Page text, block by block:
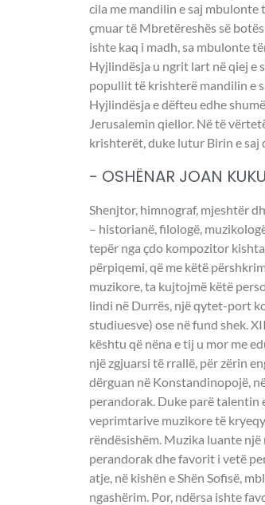
cila me mandilin e saj
çmuar të Mbretëreshës së
ishte kaq i madh, sa mbulonte
Hyjlindësja u ngrit lart në qiej e
popullit të krishterë mandilin e
Hyjlindësja e dëfteu edhe
Jerusalemin qiellor. Në të
krishterët, duke lutur Birin e
- OSHËNAR JOAN
Shenjtor, himnograf, mjeshtër
– historianë, filologë,
tepër nga çdo kompozitor
përpiqemi, që me këtë
muzikore, ta kujtojmë këtë
lindi në Durrës, një qytet-port
studiuesve) ose në fund shek.
kështu që nëna e tij u mor me
një zgjuarsi të rrallë, për zërin
dërguan në Konstandinopojë,
perandorak. Duke parë talentin
veprimtarive muzikore të
rëndësishëm. Muzika luante
perandorak dhe favorit i vetë
atje, në kishën e Shën Sofisë,
ngashërim. Por, ndërsa ishte